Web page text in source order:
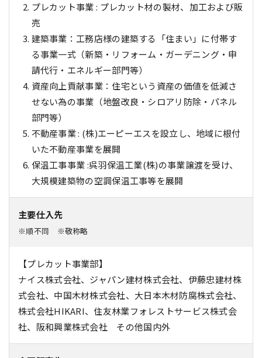
プレカット事業 : プレカット材の製材、加工および販
売
建築事業：工務店様の建築する「住まい」に付帯す
る事業一式（新築・リフォーム・ガーデニング・申
請代行・エネルギー部門等）
資産向上貢献事業：住宅という資産の価値を低減さ
せない為の事業（地盤改良・シロアリ防除・パネル
部門等）
不動産事業 : (株)エーピーエスを設立し、地域に根付
いた不動産事業を展開
保温工事事業 :呉羽保温工業(株)の事業譲渡を受け、
大規模建築物の空調保温工事等を展開
主要仕入先
※順不同 ※敬称略
【プレカット事業部】
ナイス株式会社、ジャパン建材株式会社、伊藤忠建材株
式会社、中国木材株式会社、大日本木材防腐株式会社、
株式会社HIKARI、住友林業フォレストサービス株式会
社、阪和興業株式会社 その他国内外